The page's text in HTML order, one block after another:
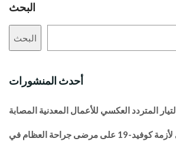
البحث
البحث
أحدث المنشورات
المتردد العكسي للأعمال المعدنية المصابة
ما هو التأثير الحقيقي لأزمة كوفيد-19 على مرضى جراحة العظام في